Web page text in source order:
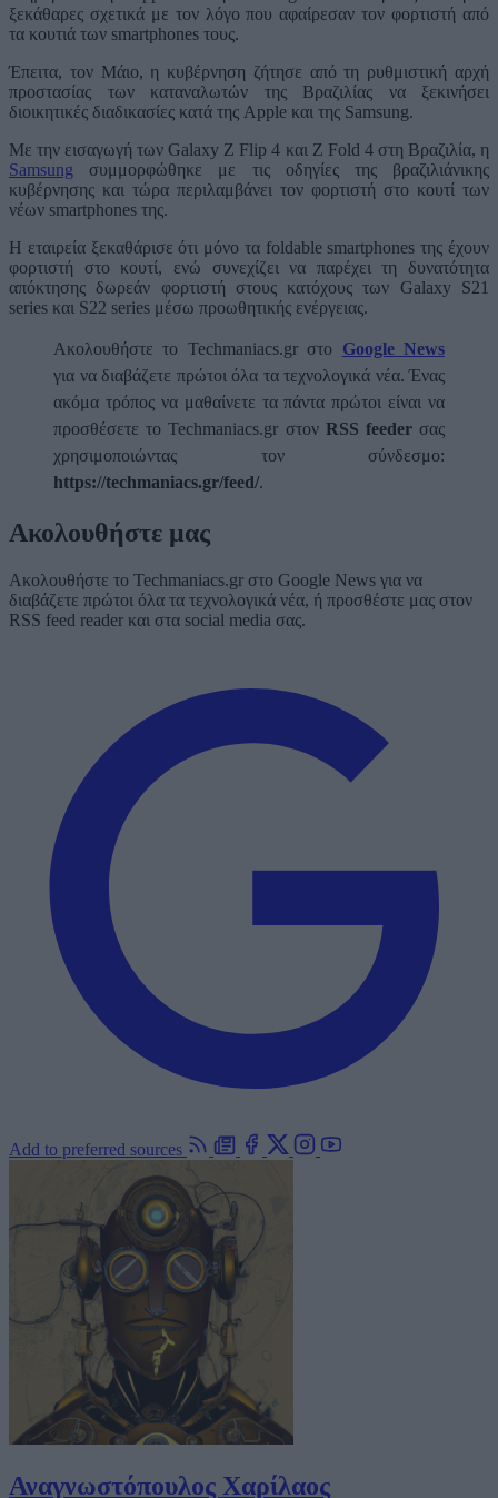
ξεκάθαρες σχετικά με τον λόγο που αφαίρεσαν τον φορτιστή από
τα κουτιά των smartphones τους.
Έπειτα, τον Μάιο, η κυβέρνηση ζήτησε από τη ρυθμιστική αρχή
προστασίας των καταναλωτών της Βραζιλίας να ξεκινήσει
διοικητικές διαδικασίες κατά της Apple και της Samsung.
Με την εισαγωγή των Galaxy Z Flip 4 και Z Fold 4 στη Βραζιλία, η
Samsung συμμορφώθηκε με τις οδηγίες της βραζιλιάνικης
κυβέρνησης και τώρα περιλαμβάνει τον φορτιστή στο κουτί των
νέων smartphones της.
Η εταιρεία ξεκαθάρισε ότι μόνο τα foldable smartphones της έχουν
φορτιστή στο κουτί, ενώ συνεχίζει να παρέχει τη δυνατότητα
απόκτησης δωρεάν φορτιστή στους κατόχους των Galaxy S21
series και S22 series μέσω προωθητικής ενέργειας.
Ακολουθήστε το Techmaniacs.gr στο Google News
για να διαβάζετε πρώτοι όλα τα τεχνολογικά νέα. Ένας
ακόμα τρόπος να μαθαίνετε τα πάντα πρώτοι είναι να
προσθέσετε το Techmaniacs.gr στον RSS feederσας
χρησιμοποιώντας τον σύνδεσμο:
https://techmaniacs.gr/feed/.
Ακολουθήστε μας
Ακολουθήστε το Techmaniacs.gr στο Google News για να
διαβάζετε πρώτοι όλα τα τεχνολογικά νέα, ή προσθέστε μας στον
RSS feed reader και στα social media σας.
Add to preferred sources
Αναγνωστόπουλος Χαρίλαος